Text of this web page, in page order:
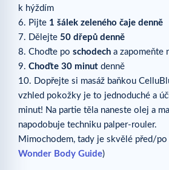
k hýždím
6. Pijte 1 šálek zeleného čaje denně
7. Dělejte 50 dřepů denně
8. Choďte po schodech a zapomeňte
9. Choďte 30 minut denně
10. Dopřejte si masáž baňkou
vzhled pokožky je to jednoduché a
minut! Na partie těla naneste olej a
napodobuje techniku palper-rouler.
Mimochodem, tady je skvělé před/
Wonder Body Guide)